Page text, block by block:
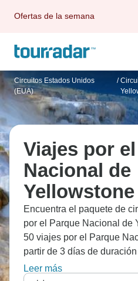
Ofertas de la semana
Circuitos Estados Unidos
(EUA)
/
Viajes por
Nacional de
Yellowstone
Encuentra el paquete de
por el Parque Nacional de
50 viajes por el Parque
partir de 3 días de
de 16 días.
Leer más